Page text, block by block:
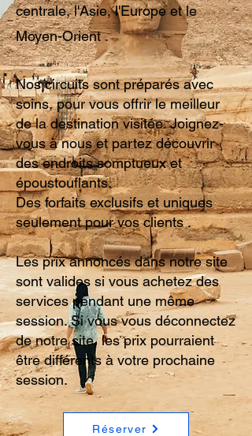
centrale, l'Asie, l'Europe et le
Moyen-Orient .
Nos circuits sont préparés avec
soins, pour vous offrir le meilleur
de la destination visitée. Joignez-
vous à nous et partez découvrir
des endroits somptueux et
époustouflants.
Des forfaits exclusifs et uniques
seulement pour vos clients .
Les prix annoncés dans notre site
sont valides si vous achetez des
services pendant une même
session. Si vous vous déconnectez
de notre site, les prix pourraient
être différents à votre prochaine
session.
Réserver